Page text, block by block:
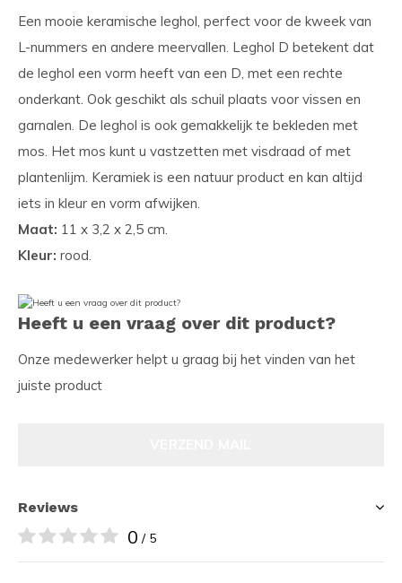
Een mooie keramische leghol, perfect voor de kweek van
L-nummers en andere meervallen. Leghol D betekent dat
de leghol een vorm heeft van een D, met een rechte
onderkant. Ook geschikt als schuil plaats voor vissen en
garnalen. De leghol is ook gemakkelijk te bekleden met
mos. Het mos kunt u vastzetten met visdraad of met
plantenlijm. Keramiek is een natuur product en kan altijd
iets in kleur en vorm afwijken.
Maat: 11 x 3,2 x 2,5 cm.
Kleur: rood.
Heeft u een vraag over dit product?
Onze medewerker helpt u graag bij het vinden van het
juiste product
Reviews
0 / 5